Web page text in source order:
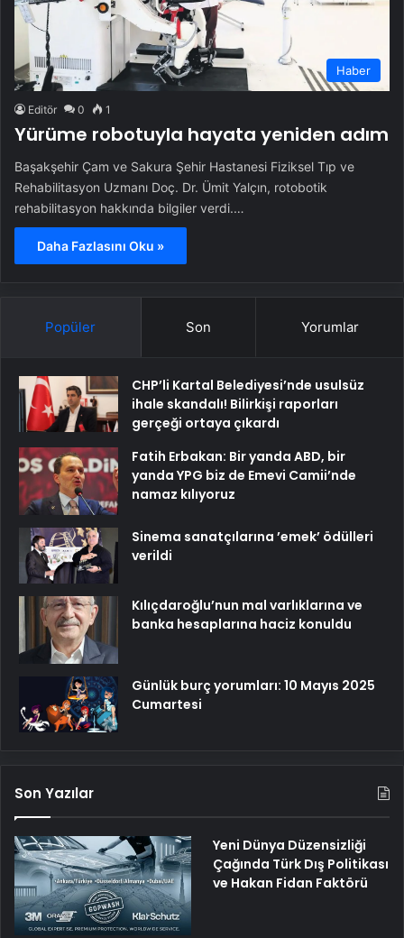
Haber
Editör 0 1
Yürüme robotuyla hayata yeniden adım
Başakşehir Çam ve Sakura Şehir Hastanesi Fiziksel Tıp ve
Rehabilitasyon Uzmanı Doç. Dr. Ümit Yalçın, rotobotik
rehabilitasyon hakkında bilgiler verdi.…
Daha Fazlasını Oku »
Popüler Son Yorumlar
CHP’li Kartal Belediyesi’nde usulsüz
ihale skandalı! Bilirkişi raporları
gerçeği ortaya çıkardı
Fatih Erbakan: Bir yanda ABD, bir
yanda YPG biz de Emevi Camii’nde
namaz kılıyoruz
Sinema sanatçılarına ’emek’ ödülleri
verildi
Kılıçdaroğlu’nun mal varlıklarına ve
banka hesaplarına haciz konuldu
Günlük burç yorumları: 10 Mayıs 2025
Cumartesi
Son Yazılar
Yeni Dünya Düzensizliği
Çağında Türk Dış Politikası
ve Hakan Fidan Faktörü